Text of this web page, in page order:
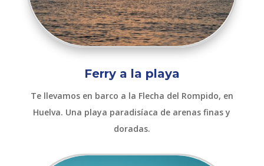
Ferry a la playa
Te llevamos en barco a la Flecha del Rompido, en
Huelva. Una playa paradisíaca de arenas finas y
doradas.